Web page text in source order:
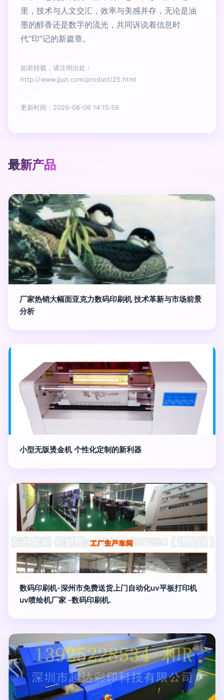
里，技术与人文交汇，效率与美感并存，无论是油
墨的醇香还是数字的流光，共同诉说着信息时
代“印”记的新篇章。
如若转载，请注明出处：
http://www.jjuzi.com/product/25.html
更新时间：2026-08-06 14:15:59
最新产品
厂家热销大幅面亚克力数码印刷机 技术革新与市场前景
分析
小型无版烫金机 个性化定制的新利器
数码印刷机-深州市免费送货上门自动化uv平板打印机
uv喷绘机厂家 -数码印刷机.